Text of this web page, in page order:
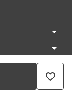
favorite_border
arrow_drop_down
arrow_drop_down
arrow_drop_down
arrow_drop_down